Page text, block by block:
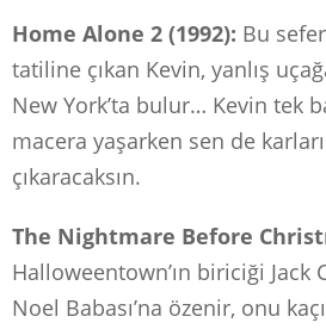
Home Alone 2 (1992): Bu
tatiline çıkan Kevin, yanlış
New York’ta bulur… Kevin tek
macera yaşarken sen de
çıkaracaksın.
The Nightmare Before
Halloweentown’ın biriciği Jack
Noel Babası’na özenir, onu